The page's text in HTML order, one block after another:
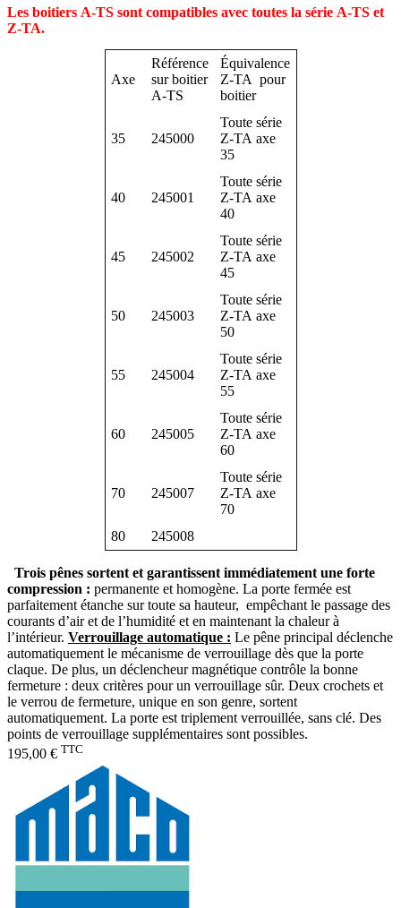
Les boitiers A-TS sont compatibles avec toutes la série A-TS et
Z-TA.
Axe
Référence
sur boitier
A-TS
Équivalence
Z-TA pour
boitier
35 245000
Toute série
Z-TA axe
35
40 245001
Toute série
Z-TA axe
40
45 245002
Toute série
Z-TA axe
45
50 245003
Toute série
Z-TA axe
50
55 245004
Toute série
Z-TA axe
55
60 245005
Toute série
Z-TA axe
60
70 245007
Toute série
Z-TA axe
70
80
245008
Trois pênes sortent et garantissent immédiatement une forte
compression : permanente et homogène. La porte fermée est
parfaitement étanche sur toute sa hauteur, empêchant le passage des
courants d’air et de l’humidité et en maintenant la chaleur à
l’intérieur. Verrouillage automatique : Le pêne principal déclenche
automatiquement le mécanisme de verrouillage dès que la porte
claque. De plus, un déclencheur magnétique contrôle la bonne
fermeture : deux critères pour un verrouillage sûr. Deux crochets et
le verrou de fermeture, unique en son genre, sortent
automatiquement. La porte est triplement verrouillée, sans clé. Des
points de verrouillage supplémentaires sont possibles.
195,00 € TTC